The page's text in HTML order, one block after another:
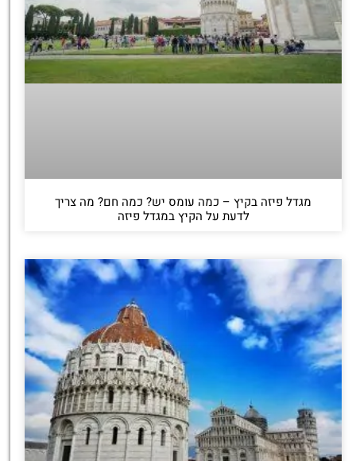
מגדל פיזה בקיץ – כמה עומס יש? כמה חם? מה צריך
לדעת על הקיץ במגדל פיזה